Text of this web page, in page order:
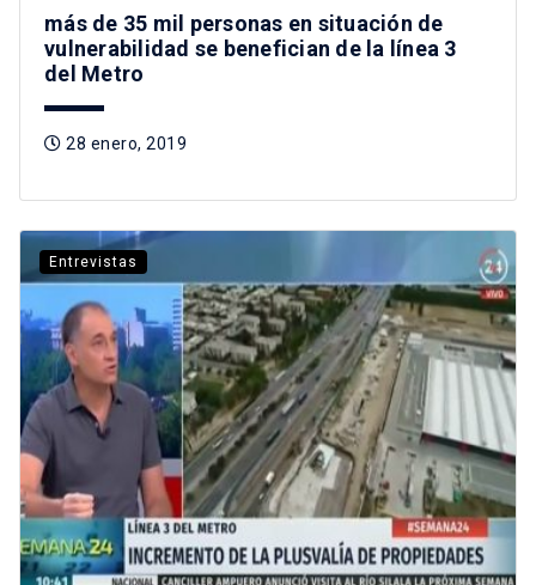
más de 35 mil personas en situación de
vulnerabilidad se benefician de la línea 3
del Metro
28 enero, 2019
Entrevistas